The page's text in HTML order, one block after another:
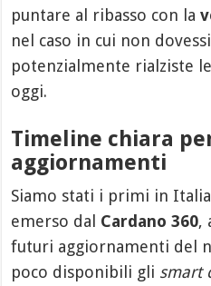
puntare al ribasso con la
nel caso in cui non
potenzialmente rialziste
oggi.
Timeline chiara
aggiornamenti
Siamo stati i primi in
emerso dal Cardano 360,
futuri aggiornamenti del
poco disponibili gli smart